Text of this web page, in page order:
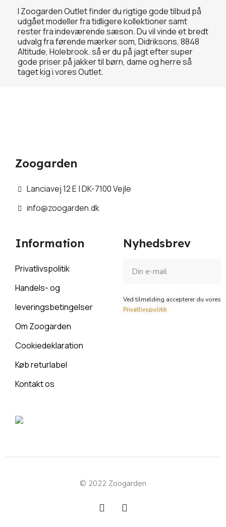
I Zoogarden Outlet finder du rigtige gode tilbud på
udgået modeller fra tidligere kollektioner samt
rester fra indeværende sæson. Du vil vinde et bredt
udvalg fra førende mærker som, Didriksons, 8848
Altitude, Holebrook. så er du på jagt efter super
gode priser på jakker til børn, dame og herre så
taget kig i vores Outlet.
Zoogarden
Lanciavej 12 E | DK-7100 Vejle
info@zoogarden.dk
Information
Privatlivspolitik
Handels- og
leveringsbetingelser
Om Zoogarden
Cookiedeklaration
Køb returlabel
Kontakt os
Nyhedsbrev
Ved tilmelding accepterer du vores
Privatlivspolitik
© 2022 Zoogarden